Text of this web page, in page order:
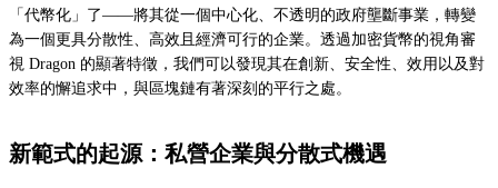
「代幣化」了——將其從一個中心化、不透明的政府壟斷事業，轉變
為一個更具分散性、高效且經濟可行的企業。透過加密貨幣的視角審
視 Dragon 的顯著特徵，我們可以發現其在創新、安全性、效用以及對
效率的懈追求中，與區塊鏈有著深刻的平行之處。
新範式的起源：私營企業與分散式機遇